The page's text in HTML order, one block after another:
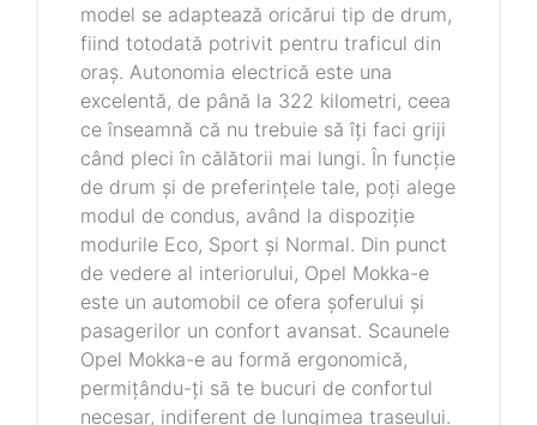
model se adaptează oricărui tip de drum,
fiind totodată potrivit pentru traficul din
oraș. Autonomia electrică este una
excelentă, de până la 322 kilometri, ceea
ce înseamnă că nu trebuie să îți faci griji
când pleci în călătorii mai lungi. În funcție
de drum și de preferințele tale, poți alege
modul de condus, având la dispoziție
modurile Eco, Sport și Normal. Din punct
de vedere al interiorului, Opel Mokka-e
este un automobil ce ofera șoferului și
pasagerilor un confort avansat. Scaunele
Opel Mokka-e au formă ergonomică,
permițându-ți să te bucuri de confortul
necesar, indiferent de lungimea traseului.